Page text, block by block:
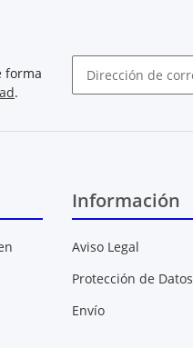
forma
.
Información
Aviso Legal
Protección de Datos
Envío